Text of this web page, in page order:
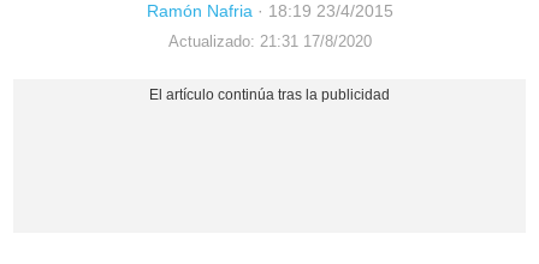
Ramón Nafria· 18:19 23/4/2015
Actualizado: 21:31 17/8/2020